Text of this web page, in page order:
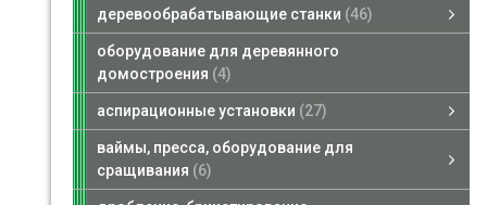
деревообрабатывающие станки 46
оборудование для деревянного
домостроения 4
аспирационные установки 27
ваймы, пресса, оборудование для
сращивания
6